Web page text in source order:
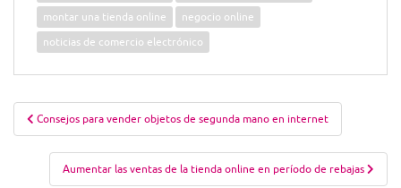
montar una tienda online
negocio online
noticias de comercio electrónico
Navegación
de
entradas
Consejos para vender objetos de segunda mano en internet
Aumentar las ventas de la tienda online en período de rebajas